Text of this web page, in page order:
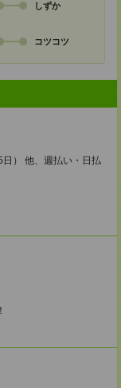
しずか
コツコツ
） 他、週払い・日払